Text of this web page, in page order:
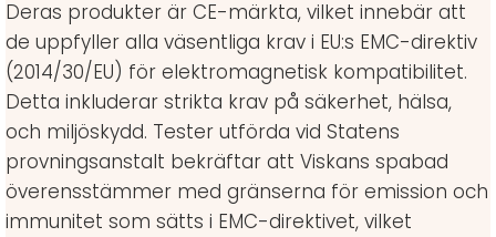
Deras produkter är CE-märkta, vilket innebär att
de uppfyller alla väsentliga krav i EU:s EMC-direktiv
(2014/30/EU) för elektromagnetisk kompatibilitet.
Detta inkluderar strikta krav på säkerhet, hälsa,
och miljöskydd. Tester utförda vid Statens
provningsanstalt bekräftar att Viskans spabad
överensstämmer med gränserna för emission och
immunitet som sätts i EMC-direktivet, vilket